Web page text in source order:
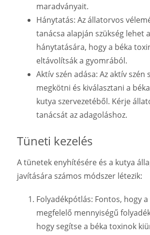
maradványait.
Hánytatás: Az állatorvos
tanácsa alapján szükség lehet
hánytatására, hogy a béka
eltávolítsák a gyomrából.
Aktív szén adása: Az aktív szén
megkötni és kiválasztani a
kutya szervezetéből. Kérje
tanácsát az adagoláshoz.
Tüneti kezelés
A tünetek enyhítésére és a kutya
javítására számos módszer létezik:
Folyadékpótlás: Fontos, hogy
megfelelő mennyiségű
hogy segítse a béka toxinok